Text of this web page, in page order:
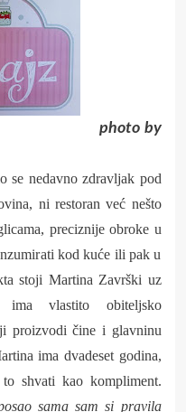
photo by
se nedavno zdravljak pod
ni restoran već nešto
preciznije obroke u
kod kuće ili pak u
stoji Martina Završki uz
vlastito obiteljsko
proizvodi čine i glavninu
ima dvadeset godina,
shvati kao kompliment.
sama sam si pravila